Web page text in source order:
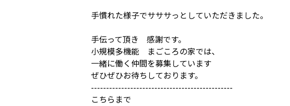
手慣れた様子でサササっとしていただきました。
手伝って頂き 感謝です。
小規模多機能 まごころの家では、
一緒に働く仲間を募集しています
ぜひぜひお待ちしております。
-----------------------------------------------
こちらまで